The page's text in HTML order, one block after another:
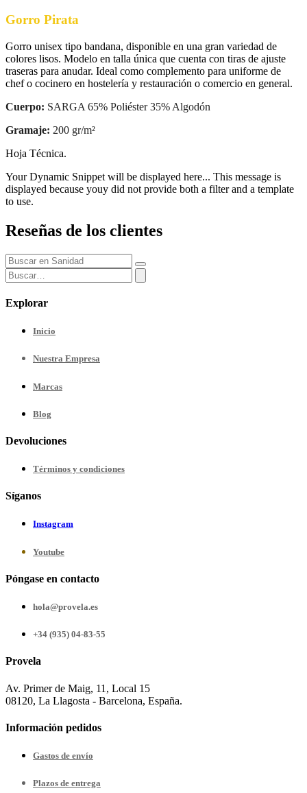
Gorro Pirata
Gorro unisex tipo bandana, disponible en una gran variedad de
colores lisos. Modelo en talla única que cuenta con tiras de ajuste
traseras para anudar. Ideal como complemento para uniforme de
chef o cocinero en hostelería y restauración o comercio en general.
Cuerpo: SARGA 65% Poliéster 35% Algodón
Gramaje: 200 gr/m²
Hoja Técnica.
Your Dynamic Snippet will be displayed here... This message is
displayed because youy did not provide both a filter and a template
to use.
Reseñas de los clientes
Explorar
Inicio
Nuestra Empresa
Marcas
Blog
Devoluciones
Términos y condiciones
Síganos
Instagram
Youtube
Póngase en contacto
hola@provela.es
+34 (935) 04-83-55
Provela
Av. Primer de Maig, 11, Local 15
08120, La Llagosta - Barcelona, España.
Información pedidos
Gastos de envío
Plazos de entrega